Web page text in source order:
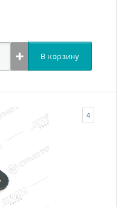
В корзину
4